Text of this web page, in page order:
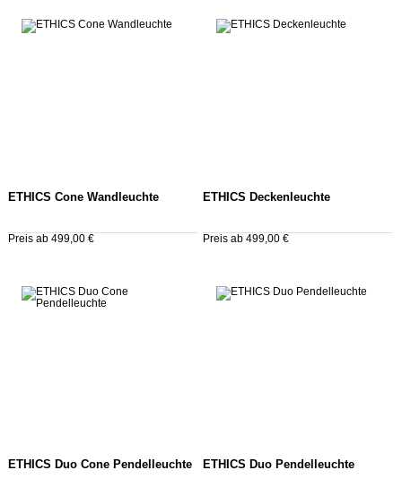
ETHICS Cone Wandleuchte
Preis ab 499,00 €
ETHICS Deckenleuchte
Preis ab 499,00 €
ETHICS Duo Cone Pendelleuchte ETHICS Duo Pendelleuchte